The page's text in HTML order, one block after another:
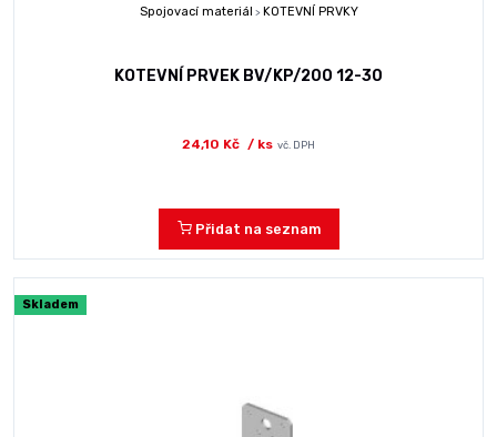
Spojovací materiál >KOTEVNÍ PRVKY
KOTEVNÍ PRVEK BV/KP/200 12-30
24,10 Kč / ks vč. DPH
Přidat na seznam
Skladem